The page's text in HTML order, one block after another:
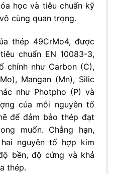
học và tiêu chuẩn kỹ
cùng quan trọng.
thép 49CrMo4, được
chuẩn EN 10083-3,
chính như Carbon (C),
Mangan (Mn), Silic
như Photpho (P) và
của mỗi nguyên tố
để đảm bảo thép đạt
muốn. Chẳng hạn,
nguyên tố hợp kim
bền, độ cứng và khả
thép.